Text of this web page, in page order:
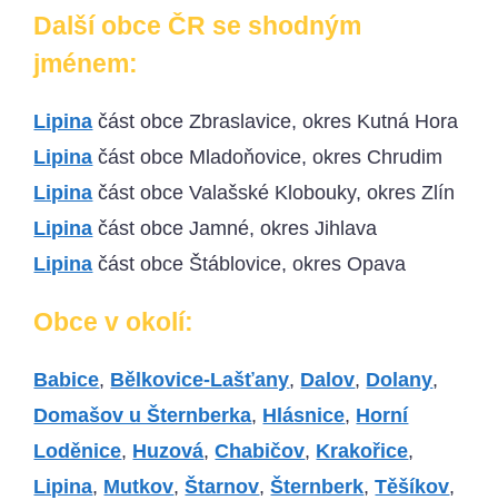
Další obce ČR se shodným
jménem:
Lipina část obce Zbraslavice, okres Kutná Hora
Lipina část obce Mladoňovice, okres Chrudim
Lipina část obce Valašské Klobouky, okres Zlín
Lipina část obce Jamné, okres Jihlava
Lipina část obce Štáblovice, okres Opava
Obce v okolí:
Babice, Bělkovice-Lašťany, Dalov, Dolany,
Domašov u Šternberka, Hlásnice, Horní
Loděnice, Huzová,Chabičov, Krakořice,
Lipina, Mutkov,Štarnov,Šternberk,Těšíkov,